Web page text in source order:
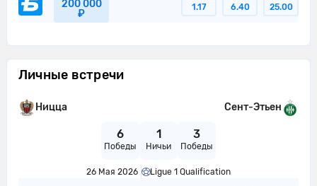
Ирвин Кардона ослабляет давление,
Антуан Менди ослабляет давление,
Julien Le Cardinal выполняет отбор и
завладевает мячом для своей
200 000
₽
1.17 6.40 25.00
Личные встречи
Ницца
6
Победы
1
Ничьи
3
Победы
Сент-Этьен
26 Мая 2026 Ligue 1 Qualification